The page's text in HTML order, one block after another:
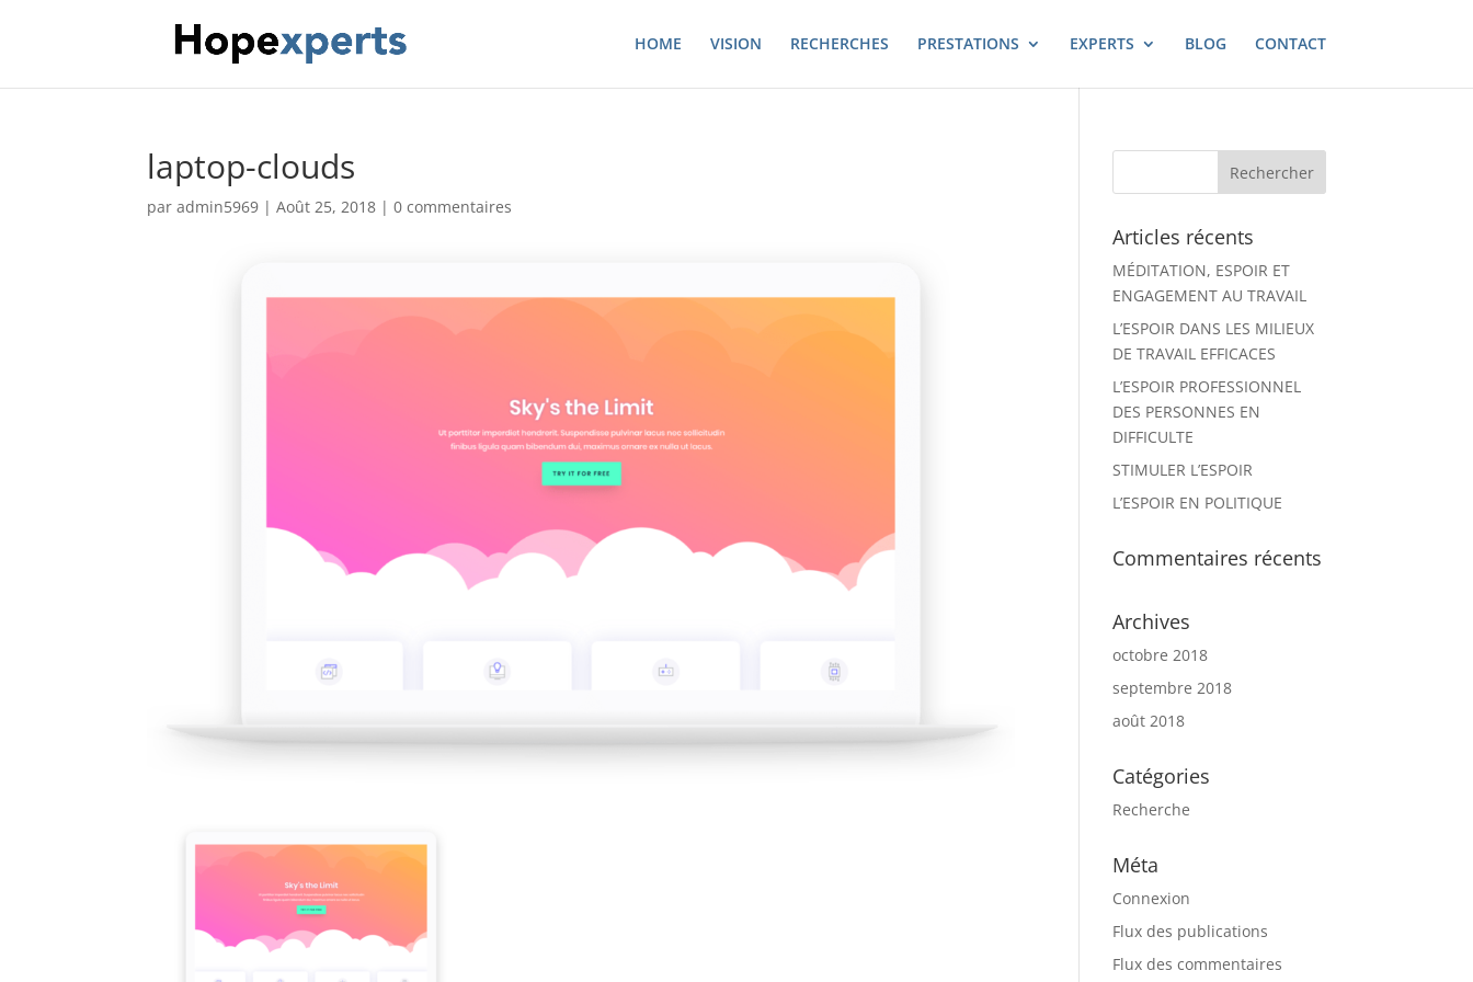
HOME VISION RECHERCHES PRESTATIONS EXPERTS BLOG CONTACT
laptop-clouds
paradmin5969 |Août 25, 2018 |0 commentaires
Articles récents
MÉDITATION, ESPOIR ET
ENGAGEMENT AU TRAVAIL
L’ESPOIR DANS LES MILIEUX
DE TRAVAIL EFFICACES
L’ESPOIR PROFESSIONNEL
DES PERSONNES EN
DIFFICULTE
STIMULER L’ESPOIR
L’ESPOIR EN POLITIQUE
Commentaires récents
Archives
octobre 2018
septembre 2018
août 2018
Catégories
Recherche
Méta
Connexion
Flux des publications
Flux des commentaires